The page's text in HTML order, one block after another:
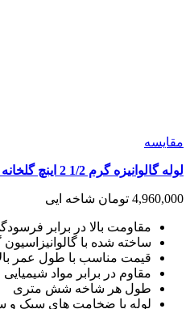
مقايسه
لوله گالوانیزه گرم 1/2 2 اینچ گلخانه ای
4,960,000 تومان شاخه ایی
مقاومت بالا در برابر
ساخته شده با
قیمت مناسب با طول عمر
مقاوم در برابر مواد شیمیایی
طول هر شاخه شش متری
لوله با ضخامت های سبک و